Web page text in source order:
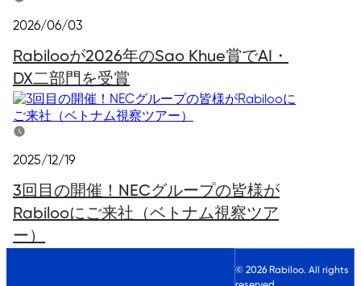
2026/06/03
Rabilooが2026年のSao Khue賞でAI・
DX二部門を受賞
2025/12/19
3回目の開催！NECグループの皆様が
Rabilooにご来社（ベトナム視察ツア
ー）
© 2026Rabiloo. All rights